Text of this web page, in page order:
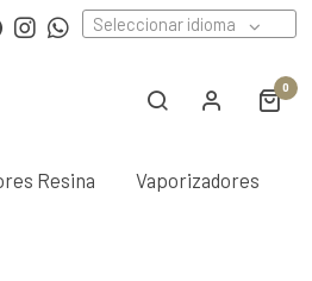
Seleccionar idioma
0
Resina Vaporizadores